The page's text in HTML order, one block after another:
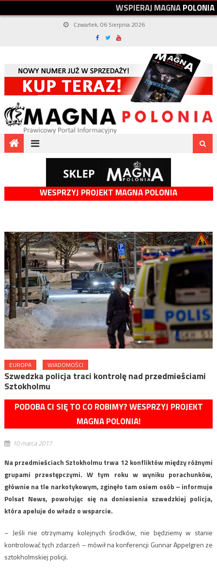
WSPIERAJMAGNAPOLONIA
Czwartek, 06 Sierpnia 2026
WESPRZYJ PROJEKT MAGNA POLONIA
EUROPA WIADOMOŚCI
Szwedzka policja traci kontrolę nad przedmieściami
Sztokholmu
PODOBA CI SIĘ TO CO ROBIMY? WESPRZYJ PROJEKT
MAGNA POLONIA!
10 marca 2017
Na przedmieściach Sztokholmu trwa 12 konfliktów między różnymi
grupami przestępczymi. W tym roku w wyniku porachunków,
głównie na tle narkotykowym, zginęło tam osiem osób – informuje
Polsat News, powołując się na doniesienia szwedzkiej policja,
która apeluje do władz o wsparcie.
– Jeśli nie otrzymamy kolejnych środków, nie będziemy w stanie
kontrolować tych zdarzeń – mówił na konferencji Gunnar Appelgren ze
sztokholmskiej policji.